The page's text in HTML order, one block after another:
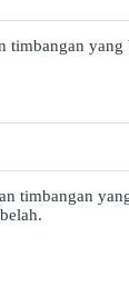
timbangan yang
timbangan